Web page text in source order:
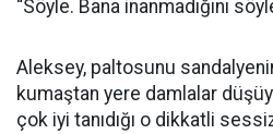
“Söyle. Bana inanmadığını
Aleksey, paltosunu
kumaştan yere damlalar
çok iyi tanıdığı o dikkatli